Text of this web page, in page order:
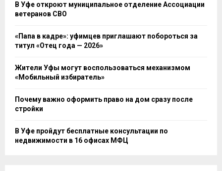
В Уфе откроют муниципальное отделение Ассоциации
ветеранов СВО
«Папа в кадре»: уфимцев приглашают побороться за
титул «Отец года — 2026»
Жители Уфы могут воспользоваться механизмом
«Мобильный избиратель»
Почему важно оформить право на дом сразу после
стройки
В Уфе пройдут бесплатные консультации по
недвижимости в 16 офисах МФЦ